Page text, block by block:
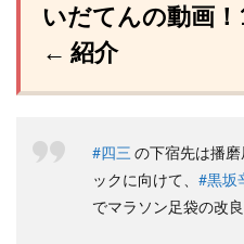
いだてんの動画！
← 紹介
#四三 の下宿先は播磨
ックに向けて、 #黒坂
でマラソン足袋の改